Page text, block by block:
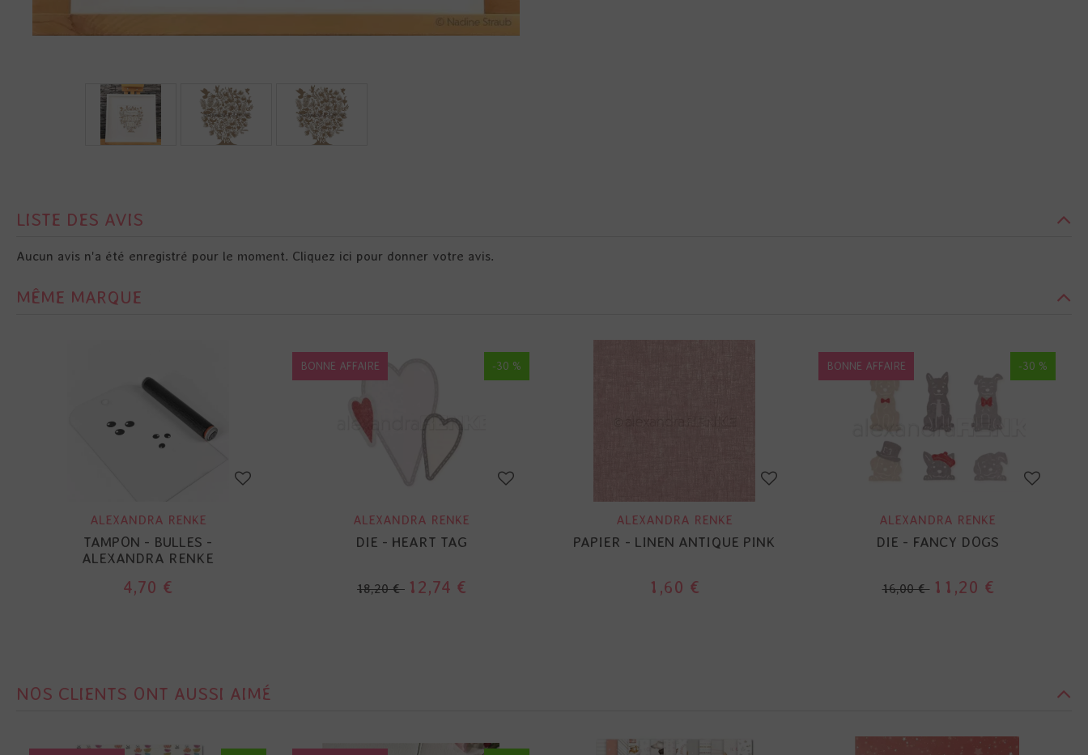
LISTE DES AVIS
Aucun avis n'a été enregistré pour le moment. Cliquez ici pour donner votre avis.
MÊME MARQUE
ALEXANDRA RENKE
TAMPON - BULLES -
ALEXANDRA RENKE
4,70 €
BONNE AFFAIRE -30 %
ALEXANDRA RENKE
DIE - HEART TAG
18,20 € 12,74 €
ALEXANDRA RENKE
PAPIER - LINEN ANTIQUE PINK
1,60 €
BONNE AFFAIRE -30 %
ALEXANDRA RENKE
DIE - FANCY DOGS
16,00 € 11,20 €
NOS CLIENTS ONT AUSSI AIMÉ